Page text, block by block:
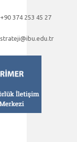
+90 374 253 45 27
strateji@ibu.edu.tr